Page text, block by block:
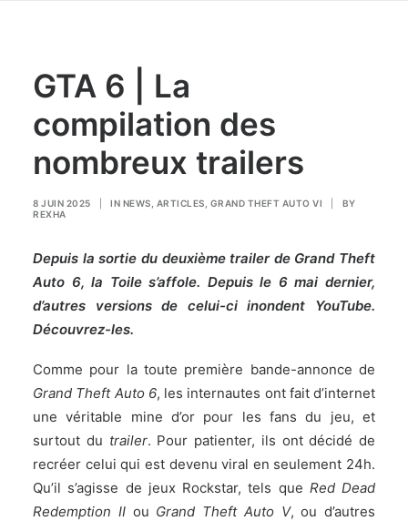
GTA 6 | La
compilation des
nombreux trailers
8 JUIN 2025 IN NEWS ARTICLES GRAND THEFT AUTO VI
BY
REXHA
Depuis la sortie du deuxième trailer de Grand Theft
Auto 6, la Toile s’affole. Depuis le 6 mai dernier,
d’autres versions de celui-ci inondent YouTube.
Découvrez-les.
Comme pour la toute première bande-annonce de
Grand Theft Auto 6, les internautes ont fait d’internet
une véritable mine d’or pour les fans du jeu, et
surtout du trailer. Pour patienter, ils ont décidé de
recréer celui qui est devenu viral en seulement 24h.
Qu’il s’agisse de jeux Rockstar, tels que Red Dead
Redemption IIou Grand Theft Auto V, ou d’autres